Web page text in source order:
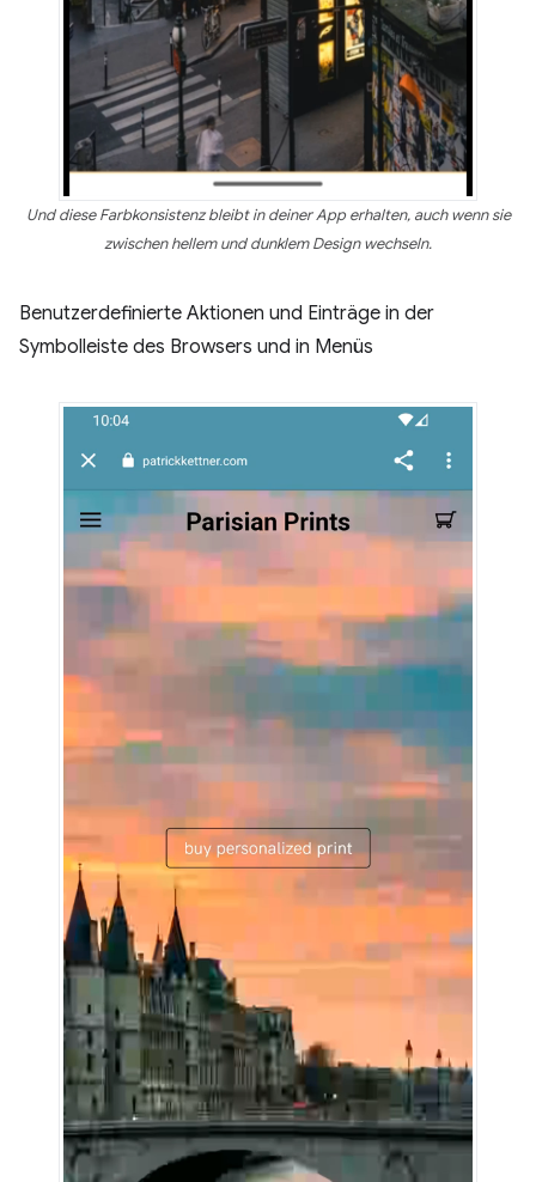
Und diese Farbkonsistenz bleibt in deiner App erhalten, auch wenn sie
zwischen hellem und dunklem Design wechseln.
Benutzerdefinierte Aktionen und Einträge in der
Symbolleiste des Browsers und in Menüs